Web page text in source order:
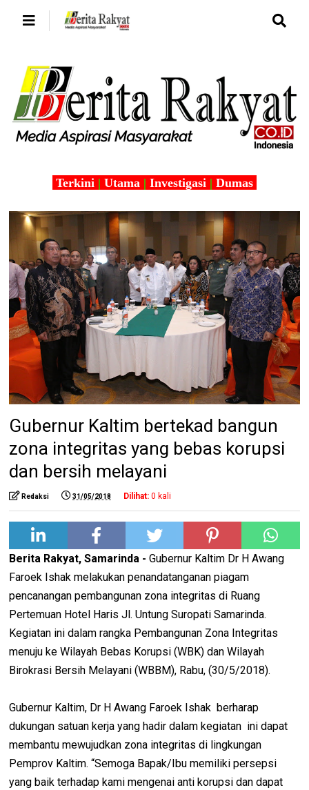
Terkini | Utama | Investigasi | Dumas
Gubernur Kaltim bertekad bangun
zona integritas yang bebas korupsi
dan bersih melayani
Redaksi 31/05/2018 Dilihat: 0 kali
Berita Rakyat, Samarinda - Gubernur Kaltim Dr H Awang
Faroek Ishak melakukan penandatanganan piagam
pencanangan pembangunan zona integritas di Ruang
Pertemuan Hotel Haris Jl. Untung Suropati Samarinda.
Kegiatan ini dalam rangka Pembangunan Zona Integritas
menuju ke Wilayah Bebas Korupsi (WBK) dan Wilayah
Birokrasi Bersih Melayani (WBBM), Rabu, (30/5/2018).
Gubernur Kaltim, Dr H Awang Faroek Ishak berharap
dukungan satuan kerja yang hadir dalam kegiatan ini dapat
membantu mewujudkan zona integritas di lingkungan
Pemprov Kaltim. “Semoga Bapak/Ibu memiliki persepsi
yang baik terhadap kami mengenai anti korupsi dan dapat